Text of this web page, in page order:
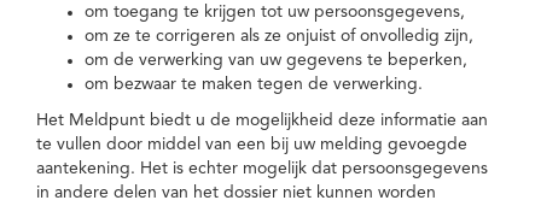
om toegang te krijgen tot uw persoonsgegevens,
om ze te corrigeren als ze onjuist of onvolledig zijn,
om de verwerking van uw gegevens te beperken,
om bezwaar te maken tegen de verwerking.
Het Meldpunt biedt u de mogelijkheid deze informatie aan
te vullen door middel van een bij uw melding gevoegde
aantekening. Het is echter mogelijk dat persoonsgegevens
in andere delen van het dossier niet kunnen worden